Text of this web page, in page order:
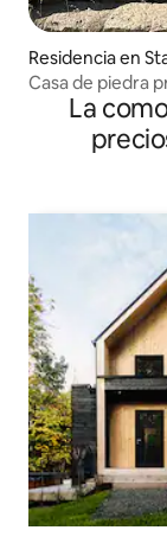
Residencia en
Casa de piedra
La